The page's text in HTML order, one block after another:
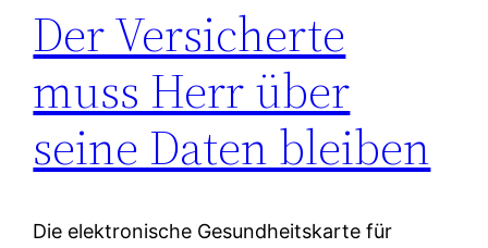
Der Versicherte
muss Herr über
seine Daten bleiben
Die elektronische Gesundheitskarte für